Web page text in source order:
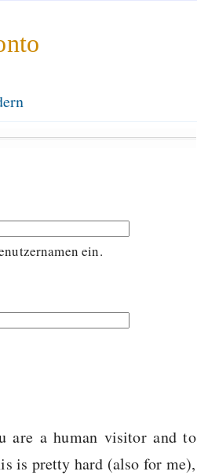
ein.
are a human visitor and to
is pretty hard (also for me),